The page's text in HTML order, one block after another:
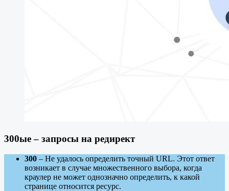
300ые – запросы на редирект
300 – Не удалось определить точный URL. Этот ответ
возникает в случае множественного выбора, когда
краулер не может однозначно определить, к какой
странице относится ресурс.